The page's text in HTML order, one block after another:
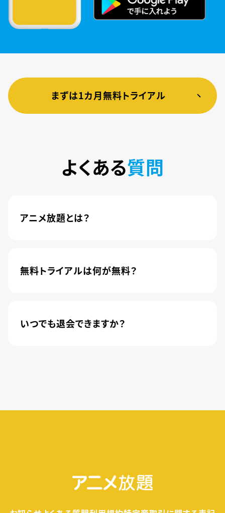
まずは1カ月無料トライアル
よくある質問
アニメ放題とは？
されました。
無料トライアルは何が無料？
いつでも退会できますか？